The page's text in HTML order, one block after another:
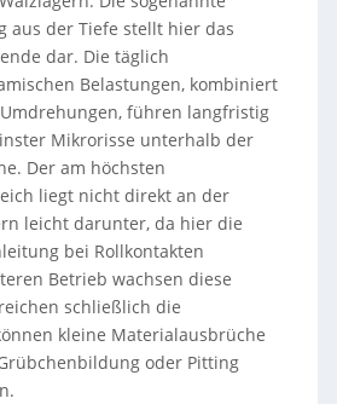
aus der Tiefe stellt hier das
dar. Die täglich
Belastungen, kombiniert
führen langfristig
Mikrorisse unterhalb der
Der am höchsten
liegt nicht direkt an der
leicht darunter, da hier die
bei Rollkontakten
Betrieb wachsen diese
schließlich die
kleine Materialausbrüche
oder Pitting